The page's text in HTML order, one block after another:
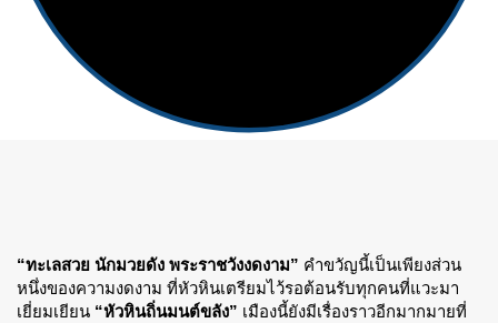
“ทะเลสวย นักมวยดัง พระราชวังงดงาม” คำขวัญนี้เป็นเพียงส่วน
หนึ่งของความงดงาม ที่หัวหินเตรียมไว้รอต้อนรับทุกคนที่แวะมา
เยี่ยมเยียน “หัวหินถิ่นมนต์ขลัง” เมืองนี้ยังมีเรื่องราวอีกมากมายที่